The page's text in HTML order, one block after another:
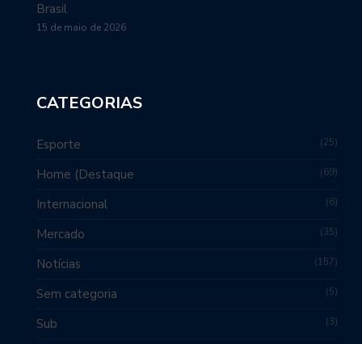
Brasil
15 de maio de 2026
CATEGORIAS
Esporte 25
Home (Destaque 69
Internacional 6
Mercado 35
Notícias 157
Sem categoria 5
Sub 3